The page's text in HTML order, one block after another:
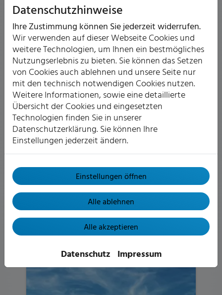
Klima- und Kältetechnik
Wenn die Sommer immer heißer
werden, heizen sich auch
Wohnräume und Gewerbeflächen
immer stärker auf. Mit der richtigen
Klimatisierung wohnen und arbeiten
Sie bei idealen Raumtemperaturen,
auch wenn das Thermometer
draußen steigt.
Datenschutzhinweise
Ihre Zustimmung können Sie jederzeit widerrufen.
Wir verwenden auf dieser Webseite Cookies und
weitere Technologien, um Ihnen ein bestmögliches
Nutzungserlebnis zu bieten. Sie können das Setzen
von Cookies auch ablehnen und unsere Seite nur
mit den technisch notwendigen Cookies nutzen.
Weitere Informationen, sowie eine detaillierte
Übersicht der Cookies und eingesetzten
Technologien finden Sie in unserer
Datenschutzerklärung. Sie können Ihre
Einstellungen jederzeit ändern.
Einstellungen öffnen
Alle ablehnen
Alle akzeptieren
Datenschutz Impressum